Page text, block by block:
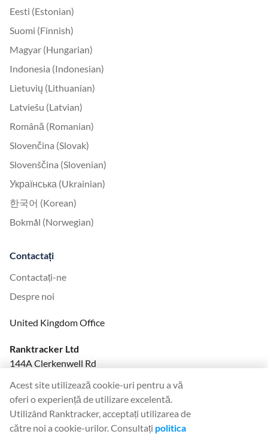
Eesti (Estonian)
Suomi (Finnish)
Magyar (Hungarian)
Indonesia (Indonesian)
Lietuvių (Lithuanian)
Latviešu (Latvian)
Română (Romanian)
Slovenčina (Slovak)
Slovenščina (Slovenian)
Українська (Ukrainian)
한국어 (Korean)
Bokmål (Norwegian)
Contactați
Contactați-ne
Despre noi
United Kingdom Office
Ranktracker Ltd
144A Clerkenwell Rd
Company No: 08820809
felix@ranktracker.com
Acest site utilizează cookie-uri pentru a vă
oferi o experiență de utilizare excelentă.
Utilizând Ranktracker, acceptați utilizarea de
către noi a cookie-urilor. Consultați politica